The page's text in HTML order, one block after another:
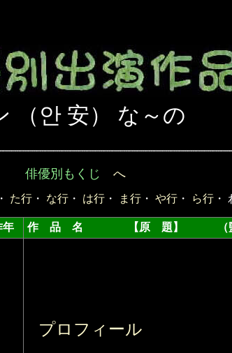
（안 安） な～の
俳優別もくじ へ
・ た行 ・ な行 ・ は行 ・ ま行 ・ や行 ・ ら行 ・
年 作 品 名 【原 題】 （監
プロフィール